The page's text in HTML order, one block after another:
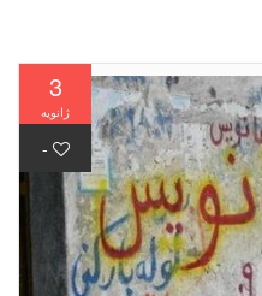
3
ژانویه
-